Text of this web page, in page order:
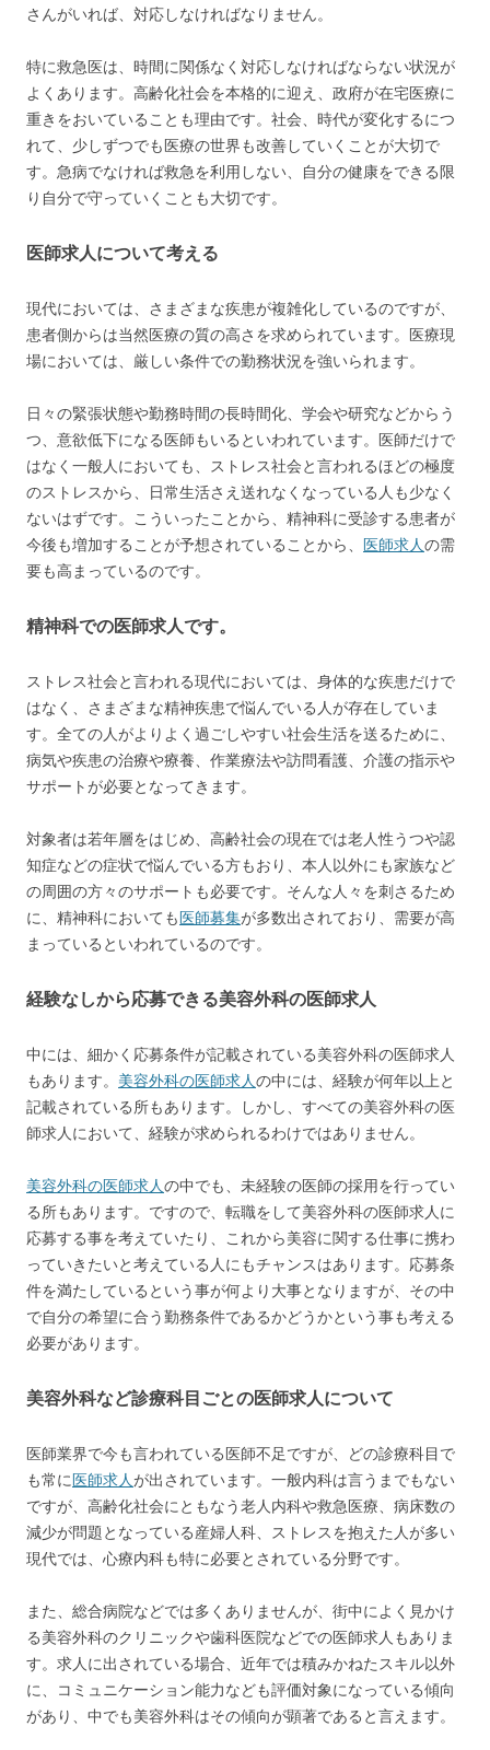
さんがいれば、対応しなければなりません。
特に救急医は、時間に関係なく対応しなければならない状況が
よくあります。高齢化社会を本格的に迎え、政府が在宅医療に
重きをおいていることも理由です。社会、時代が変化するにつ
れて、少しずつでも医療の世界も改善していくことが大切で
す。急病でなければ救急を利用しない、自分の健康をできる限
り自分で守っていくことも大切です。
医師求人について考える
現代においては、さまざまな疾患が複雑化しているのですが、
患者側からは当然医療の質の高さを求められています。医療現
場においては、厳しい条件での勤務状況を強いられます。
日々の緊張状態や勤務時間の長時間化、学会や研究などからう
つ、意欲低下になる医師もいるといわれています。医師だけで
はなく一般人においても、ストレス社会と言われるほどの極度
のストレスから、日常生活さえ送れなくなっている人も少なく
ないはずです。こういったことから、精神科に受診する患者が
今後も増加することが予想されていることから、
医師求人の需
要も高まっているのです。
精神科での医師求人です。
ストレス社会と言われる現代においては、身体的な疾患だけで
はなく、さまざまな精神疾患で悩んでいる人が存在していま
す。全ての人がよりよく過ごしやすい社会生活を送るために、
病気や疾患の治療や療養、作業療法や訪問看護、介護の指示や
サポートが必要となってきます。
対象者は若年層をはじめ、高齢社会の現在では老人性うつや認
知症などの症状で悩んでいる方もおり、本人以外にも家族など
の周囲の方々のサポートも必要です。そんな人々を刺さるため
に、精神科においても 医師募集が多数出されており、需要が高
まっているといわれているのです。
経験なしから応募できる美容外科の医師求人
中には、細かく応募条件が記載されている美容外科の医師求人
もあります。 美容外科の医師求人の中には、経験が何年以上と
記載されている所もあります。しかし、すべての美容外科の医
師求人において、経験が求められるわけではありません。
美容外科の医師求人の中でも、未経験の医師の採用を行ってい
る所もあります。ですので、転職をして美容外科の医師求人に
応募する事を考えていたり、これから美容に関する仕事に携わ
っていきたいと考えている人にもチャンスはあります。応募条
件を満たしているという事が何より大事となりますが、その中
で自分の希望に合う勤務条件であるかどうかという事も考える
必要があります。
美容外科など診療科目ごとの医師求人について
医師業界で今も言われている医師不足ですが、どの診療科目で
も常に 医師求人が出されています。一般内科は言うまでもない
ですが、高齢化社会にともなう老人内科や救急医療、病床数の
減少が問題となっている産婦人科、ストレスを抱えた人が多い
現代では、心療内科も特に必要とされている分野です。
また、総合病院などでは多くありませんが、街中によく見かけ
る美容外科のクリニックや歯科医院などでの医師求人もありま
す。求人に出されている場合、近年では積みかねたスキル以外
に、コミュニケーション能力なども評価対象になっている傾向
があり、中でも美容外科はその傾向が顕著であると言えます。